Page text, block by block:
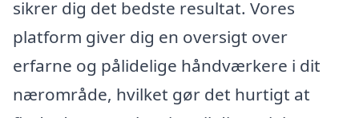
sikrer dig det bedste resultat. Vores
platform giver dig en oversigt over
erfarne og pålidelige håndværkere i dit
nærområde, hvilket gør det hurtigt at